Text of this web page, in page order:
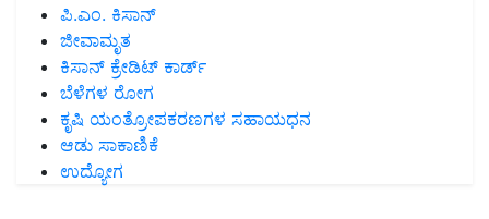
ಪಿ.ಎಂ. ಕಿಸಾನ್
ಜೀವಾಮೃತ
ಕಿಸಾನ್ ಕ್ರೇಡಿಟ್ ಕಾರ್ಡ್
ಬೆಳೆಗಳ ರೋಗ
ಕೃಷಿ ಯಂತ್ರೋಪಕರಣಗಳ ಸಹಾಯಧನ
ಆಡು ಸಾಕಾಣಿಕೆ
ಉದ್ಯೋಗ